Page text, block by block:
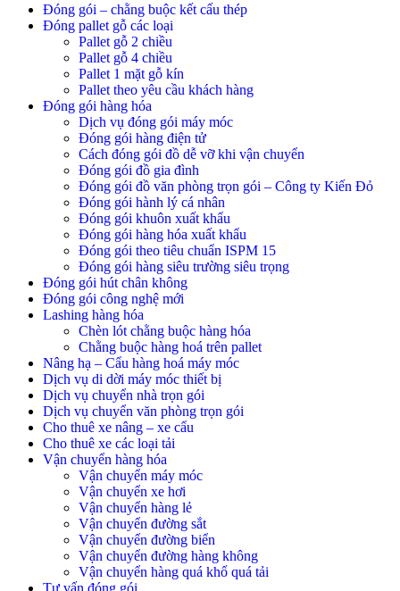
Đóng gói – chằng buộc kết cấu thép
Đóng pallet gỗ các loại
Pallet gỗ 2 chiều
Pallet gỗ 4 chiều
Pallet 1 mặt gỗ kín
Pallet theo yêu cầu khách hàng
Đóng gói hàng hóa
Dịch vụ đóng gói máy móc
Đóng gói hàng điện tử
Cách đóng gói đồ dễ vỡ khi vận chuyển
Đóng gói đồ gia đình
Đóng gói đồ văn phòng trọn gói – Công ty Kiến Đỏ
Đóng gói hành lý cá nhân
Đóng gói khuôn xuất khẩu
Đóng gói hàng hóa xuất khẩu
Đóng gói theo tiêu chuẩn ISPM 15
Đóng gói hàng siêu trường siêu trọng
Đóng gói hút chân không
Đóng gói công nghệ mới
Lashing hàng hóa
Chèn lót chằng buộc hàng hóa
Chằng buộc hàng hoá trên pallet
Nâng hạ – Cẩu hàng hoá máy móc
Dịch vụ di dời máy móc thiết bị
Dịch vụ chuyển nhà trọn gói
Dịch vụ chuyển văn phòng trọn gói
Cho thuê xe nâng – xe cẩu
Cho thuê xe các loại tải
Vận chuyển hàng hóa
Vận chuyển máy móc
Vận chuyển xe hơi
Vận chuyển hàng lẻ
Vận chuyển đường sắt
Vận chuyển đường biển
Vận chuyển đường hàng không
Vận chuyển hàng quá khổ quá tải
Tư vấn đóng gói